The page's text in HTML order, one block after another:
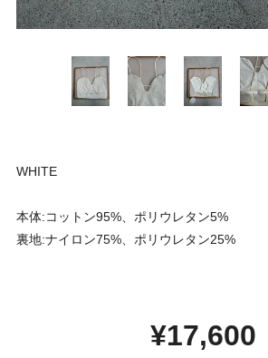
WHITE
本体:コットン95%、ポリウレタン5%
裏地:ナイロン75%、ポリウレタン25%
¥17,600